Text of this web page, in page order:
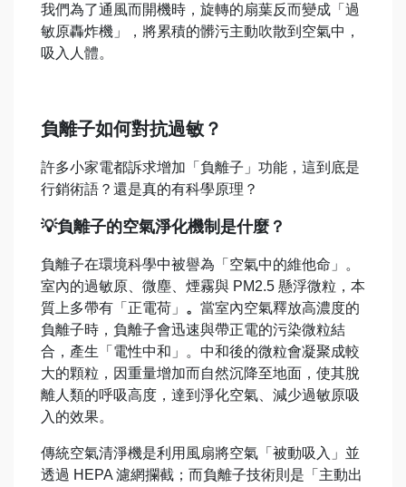
我們為了通風而開機時，旋轉的扇葉反而變成「過
敏原轟炸機」，將累積的髒污主動吹散到空氣中，
吸入人體。
負離子如何對抗過敏？
許多小家電都訴求增加「負離子」功能，這到底是
行銷術語？還是真的有科學原理？
💡負離子的空氣淨化機制是什麼？
負離子在環境科學中被譽為「空氣中的維他命」。
室內的過敏原、微塵、煙霧與 PM2.5 懸浮微粒，本
質上多帶有「正電荷」 。 當室內空氣釋放高濃度的
負離子時，負離子會迅速與帶正電的污染微粒結
合，產生「電性中和」。中和後的微粒會凝聚成較
大的顆粒，因重量增加而自然沉降至地面，使其脫
離人類的呼吸高度，達到淨化空氣、減少過敏原吸
入的效果。
傳統空氣清淨機是利用風扇將空氣「被動吸入」並
透過 HEPA 濾網攔截；而負離子技術則是「主動出